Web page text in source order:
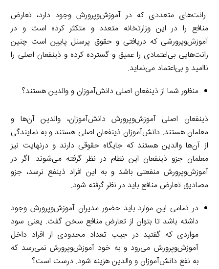
رانت‌های متعددی که در آموزش‌وپرورش وجود دارد، تعارض
منافع را در این وزارتخانه متعدد و متکثر کرده است و در
آموزش‌وپرورشی که دریافتی و حقوق پرسنل پایین است چنین
رانت‌هایی بی‌اعتمادی را عمیق و گسترده کرده و ذینفعان اصلی را
ناامید و بی‌اعتماد می‌نماید.
منظور شما از ذینفعان اصلی دانش‌آموزان و والدین هستند؟
ذینفعان اصلی آموزش‌وپرورش دانش‌آموزان، والدین آن‌ها و
معلمان هستند. دانش‌آموزان ذینفعان اصلی هستند و به نمایندگی
از آن‌ها والدین هستند که جایگاه حقوقی دارند و درنهایت نیز
معلمان جزو ذینفعان این نظام در نظر گرفته می‌شوند. اگر در
آموزش‌وپرورش منفعتی باشد و به این افراد ذینفع نرسد، جزو
مصادیق تعارض منافع باید در نظر گرفته شود.
در تمامی این موارد باید حضور مدیران آموزش‌وپرورش وجود
داشته باشد تا بتوان از تعارض منافع سخن گفت. یعنی سود
مواردی که گفتید در جیب تعداد محدودی از افراد داخل
آموزش‌وپرورش می‌رود و به خود آموزش‌وپرورش نمی‌رسد که
به نفع دانش‌آموزان و والدین هزینه شود. درست است؟